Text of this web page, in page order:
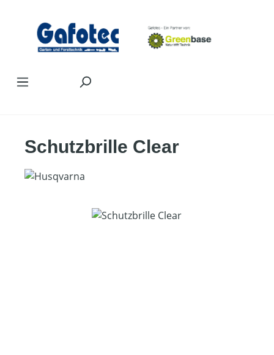
Schutzbrille Clear
Bildergalerie überspringen